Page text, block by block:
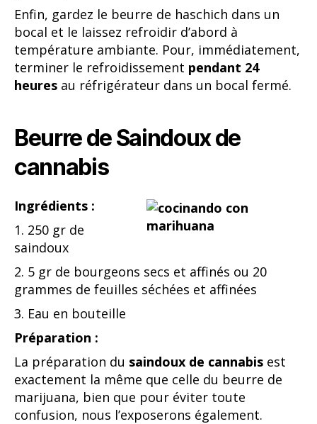
Enfin, gardez le beurre de haschich dans un
bocal et le laissez refroidir d’abord à
température ambiante. Pour, immédiatement,
terminer le refroidissement pendant 24
heures au réfrigérateur dans un bocal fermé.
Beurre de Saindoux de
cannabis
Ingrédients :
1. 250 gr de
saindoux
2. 5 gr de bourgeons secs et affinés ou 20
grammes de feuilles séchées et affinées
3. Eau en bouteille
Préparation :
La préparation du saindoux de cannabis est
exactement la même que celle du beurre de
marijuana, bien que pour éviter toute
confusion, nous l’exposerons également.